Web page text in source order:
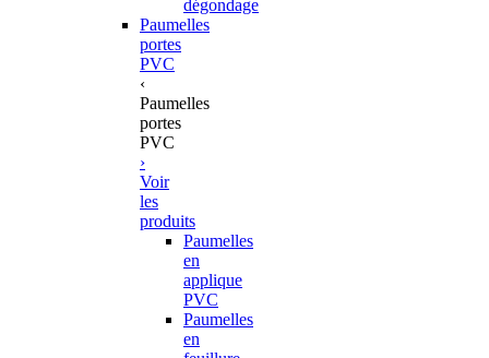
dégondage
Paumelles
portes
PVC
‹
Paumelles
portes
PVC
›
Voir
les
produits
Paumelles
en
applique
PVC
Paumelles
en